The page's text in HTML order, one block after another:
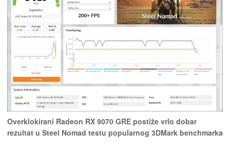
Overklokirani Radeon RX 9070 GRE postiže vrlo dobar
rezultat u Steel Nomad testu popularnog 3DMark benchmarka